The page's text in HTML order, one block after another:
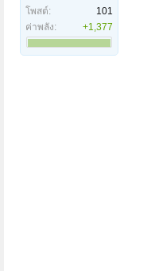
โพสต์:
101
ค่าพลัง:
+1,377